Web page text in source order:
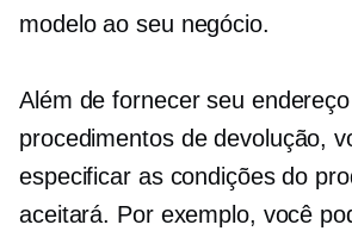
modelo ao seu negócio.
Além de fornecer seu
procedimentos de devolução,
especificar as condições do
aceitará. Por exemplo, você